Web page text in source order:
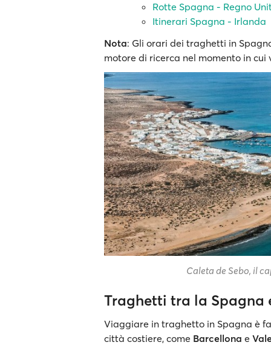
Rotte Spagna - Regno
Itinerari Spagna - Irlanda
Nota: Gli orari dei traghetti in
motore di ricerca nel momento in
Caleta de Sebo, il
Traghetti tra la Spagna
Viaggiare in traghetto in Spagna è
città costiere, come Barcellona e